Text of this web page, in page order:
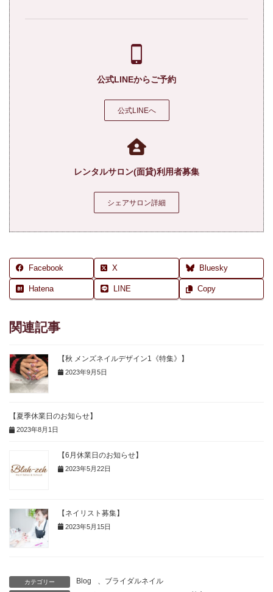
公式LINEからご予約
公式LINEへ
レンタルサロン(面貸)利用者募集
シェアサロン詳細
Facebook X Bluesky
Hatena LINE Copy
関連記事
【秋 メンズネイルデザイン1《特集》】
2023年9月5日
【夏季休業日のお知らせ】
2023年8月1日
【6月休業日のお知らせ】
2023年5月22日
【ネイリスト募集】
2023年5月15日
カテゴリー Blog ブライダルネイル